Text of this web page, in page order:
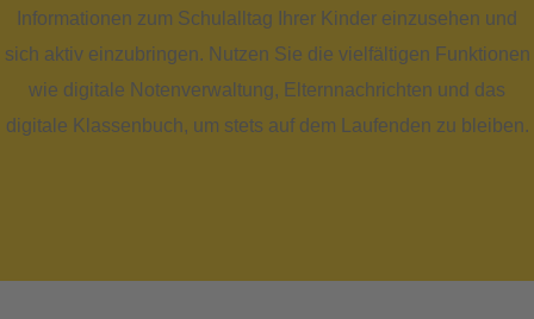
Informationen zum Schulalltag Ihrer Kinder einzusehen und
sich aktiv einzubringen. Nutzen Sie die vielfältigen Funktionen
wie digitale Notenverwaltung, Elternnachrichten und das
digitale Klassenbuch, um stets auf dem Laufenden zu bleiben.